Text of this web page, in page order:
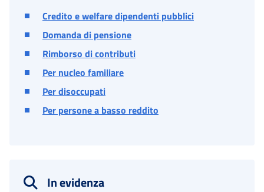
Credito e welfare dipendenti pubblici
Domanda di pensione
Rimborso di contributi
Per nucleo familiare
Per disoccupati
Per persone a basso reddito
In evidenza